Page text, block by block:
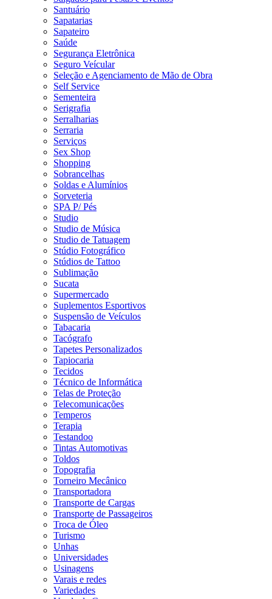
Santuário
Sapatarias
Sapateiro
Saúde
Segurança Eletrônica
Seguro Veícular
Seleção e Agenciamento de Mão de Obra
Self Service
Sementeira
Serigrafia
Serralharias
Serraria
Serviços
Sex Shop
Shopping
Sobrancelhas
Soldas e Alumínios
Sorveteria
SPA P/ Pés
Studio
Studio de Música
Studio de Tatuagem
Stúdio Fotográfico
Stúdios de Tattoo
Sublimação
Sucata
Supermercado
Suplementos Esportivos
Suspensão de Veículos
Tabacaria
Tacógrafo
Tapetes Personalizados
Tapiocaria
Tecidos
Técnico de Informática
Telas de Proteção
Telecomunicações
Temperos
Terapia
Testandoo
Tintas Automotivas
Toldos
Topografia
Torneiro Mecânico
Transportadora
Transporte de Cargas
Transporte de Passageiros
Troca de Óleo
Turismo
Unhas
Universidades
Usinagens
Varais e redes
Variedades